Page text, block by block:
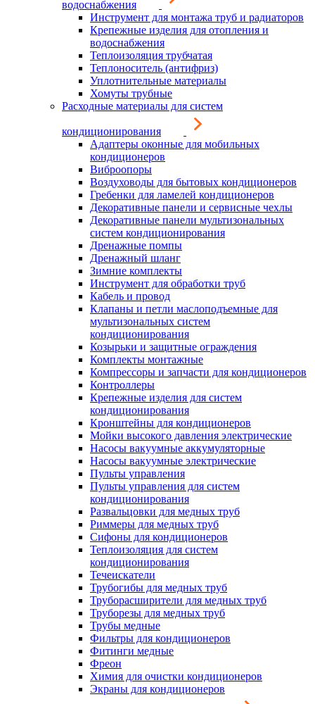
водоснабжения
Инструмент для монтажа труб и радиаторов
Крепежные изделия для отопления и
водоснабжения
Теплоизоляция трубчатая
Теплоноситель (антифриз)
Уплотнительные материалы
Хомуты трубные
Расходные материалы для систем
кондиционирования
Адаптеры оконные для мобильных
кондиционеров
Виброопоры
Воздуховоды для бытовых кондиционеров
Гребенки для ламелей кондиционеров
Декоративные панели и сервисные чехлы
Декоративные панели мультизональных
систем кондиционирования
Дренажные помпы
Дренажный шланг
Зимние комплекты
Инструмент для обработки труб
Кабель и провод
Клапаны и петли маслоподъемные для
мультизональных систем
кондиционирования
Козырьки и защитные ограждения
Комплекты монтажные
Компрессоры и запчасти для кондиционеров
Контроллеры
Крепежные изделия для систем
кондиционирования
Кронштейны для кондиционеров
Мойки высокого давления электрические
Насосы вакуумные аккумуляторные
Насосы вакуумные электрические
Пульты управления
Пульты управления для систем
кондиционирования
Развальцовки для медных труб
Риммеры для медных труб
Сифоны для кондиционеров
Теплоизоляция для систем
кондиционирования
Течеискатели
Трубогибы для медных труб
Труборасширители для медных труб
Труборезы для медных труб
Трубы медные
Фильтры для кондиционеров
Фитинги медные
Фреон
Химия для очистки кондиционеров
Экраны для кондиционеров